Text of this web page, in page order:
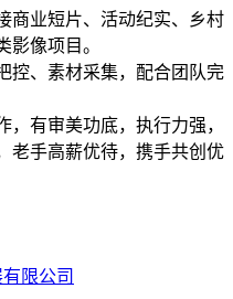
商业短片、活动纪实、乡村
影像项目。
控、素材采集，配合团队完
有审美功底，执行力强，
老手高薪优待，携手共创优
限公司